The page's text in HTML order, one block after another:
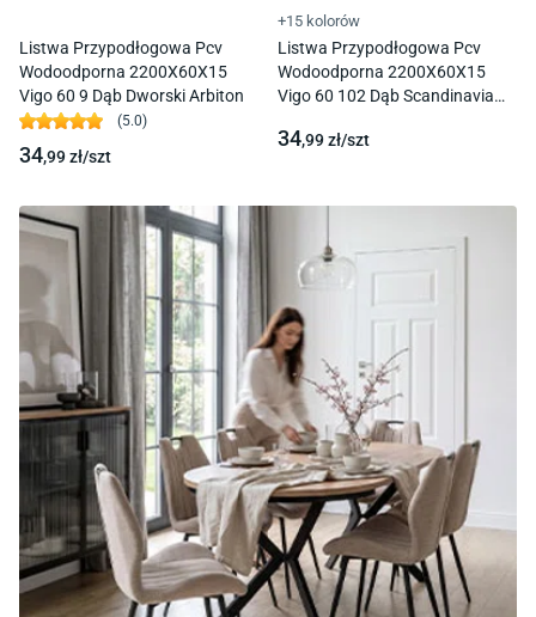
Listwa Przypodłogowa Pcv
Wodoodporna 2200X60X15
Vigo 60 9 Dąb Dworski Arbiton
(5.0)
34,99zł/szt
+15 kolorów
Listwa Przypodłogowa Pcv
Wodoodporna 2200X60X15
Vigo 60 102 Dąb Scandinavia
34,99zł/szt